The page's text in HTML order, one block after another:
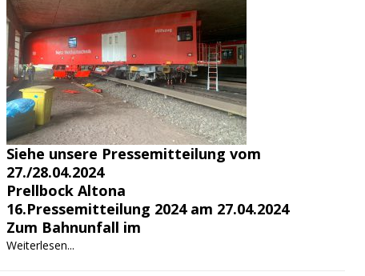
Siehe unsere Pressemitteilung vom
27./28.04.2024
Prellbock Altona
16.Pressemitteilung 2024 am 27.04.2024
Zum Bahnunfall im
Weiterlesen...